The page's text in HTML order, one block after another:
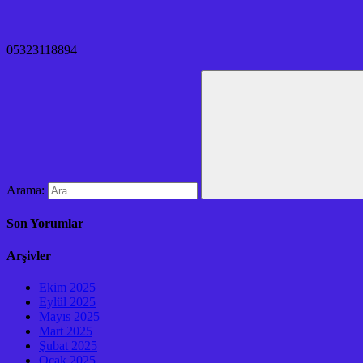
05323118894
Arama:
Son Yorumlar
Arşivler
Ekim 2025
Eylül 2025
Mayıs 2025
Mart 2025
Şubat 2025
Ocak 2025